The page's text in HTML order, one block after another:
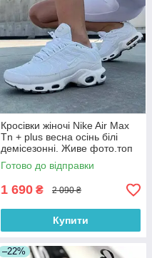
Кросівки жіночі Nike Air Max
Tn + plus весна осінь білі
демісезонні. Живе фото.топ
Готово до відправки
1 690 ₴ 2 090 ₴
Купити
–22%